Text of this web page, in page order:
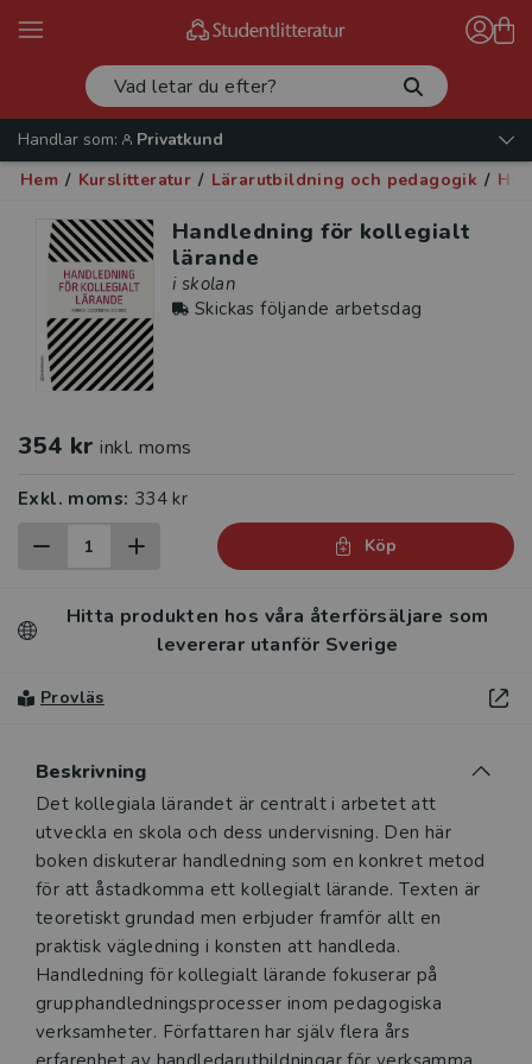
Handlar som:
Privatkund
Hem / Kurslitteratur / Lärarutbildning och pedagogik /
Handledning för kollegialt
lärande
i skolan
Skickas följande arbetsdag
354 kr inkl. moms
Exkl. moms: 334 kr
Köp
Hitta produkten hos våra återförsäljare som
levererar utanför Sverige
Provläs
Beskrivning
Beskrivning
Det kollegiala lärandet är centralt i arbetet att
utveckla en skola och dess undervisning. Den här
boken diskuterar handledning som en konkret metod
för att åstadkomma ett kollegialt lärande. Texten är
teoretiskt grundad men erbjuder framför allt en
praktisk vägledning i konsten att handleda.
Handledning för kollegialt lärande fokuserar på
grupphandledningsprocesser inom pedagogiska
verksamheter. Författaren har själv flera års